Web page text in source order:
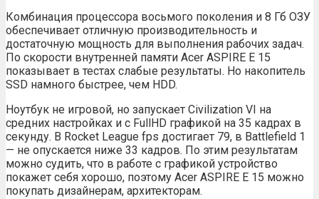
Комбинация процессора восьмого поколения и 8 Гб ОЗУ
обеспечивает отличную производительность и
достаточную мощность для выполнения рабочих задач.
По скорости внутренней памяти Acer ASPIRE E 15
показывает в тестах слабые результаты. Но накопитель
SSD намного быстрее, чем HDD.
Ноутбук не игровой, но запускает Civilization VI на
средних настройках и с FullHD графикой на 35 кадрах в
секунду. В Rocket League fps достигает 79, в Battlefield 1
— не опускается ниже 33 кадров. По этим результатам
можно судить, что в работе с графикой устройство
покажет себя хорошо, поэтому Acer ASPIRE E 15 можно
покупать дизайнерам, архитекторам.